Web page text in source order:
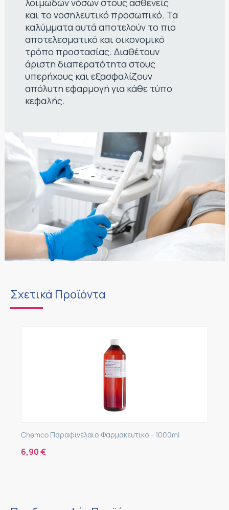
και το νοσηλευτικό προσωπικό. Τα
καλύμματα αυτά αποτελούν το πιο
αποτελεσματικό και οικονομικό
τρόπο προστασίας. Διαθέτουν
άριστη διαπερατότητα στους
υπερήχους και εξασφαλίζουν
απόλυτη εφαρμογή για κάθε τύπο
κεφαλής.
Σχετικά Προϊόντα
Chemco Παραφινέλαιο Φαρμακευτικό - 1000ml
6,90€